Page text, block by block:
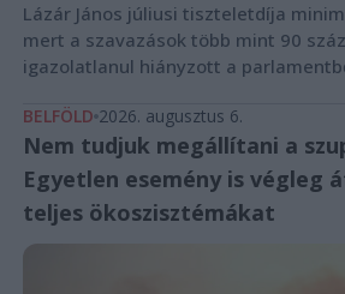
Lázár János júliusi tiszteletdíja
mert a szavazások több mint 90
igazolatlanul hiányzott a
BELFÖLD 2026. augusztus 6.
Nem tudjuk megállítani a
Egyetlen esemény is végleg
teljes ökoszisztémákat